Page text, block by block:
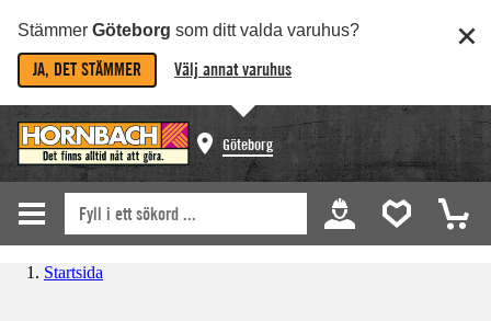
Stämmer Göteborg som ditt valda varuhus?
JA, DET STÄMMER Välj annat varuhus
Göteborg
Startsida